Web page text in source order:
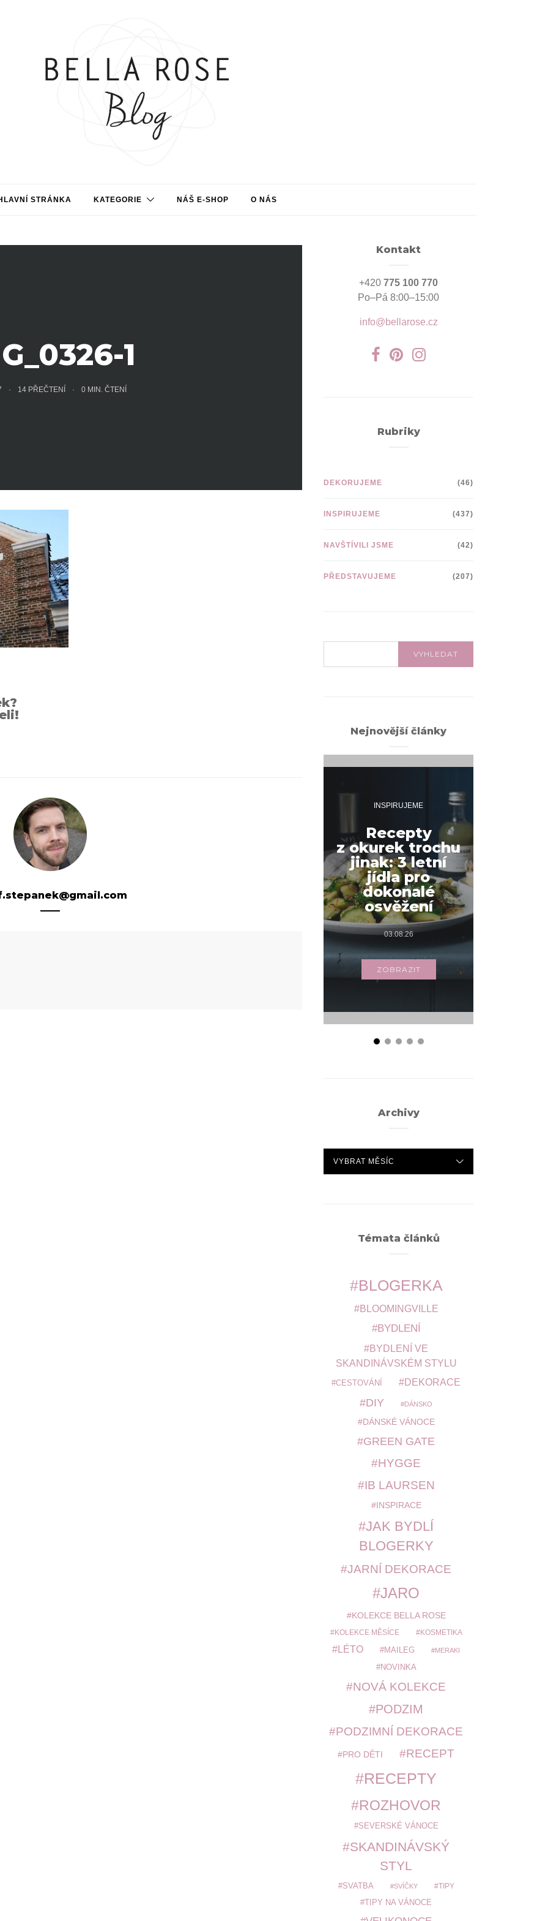
STRÁNKA KATEGORIE NÁŠ E-SHOP O NÁS
1
14 PŘEČTENÍ 0 MIN. ČTENÍ
Kontakt
+420 775 100 770
Po–Pá 8:00–15:00
info@bellarose.cz
Rubriky
DEKORUJEME (46)
INSPIRUJEME (437)
NAVŠTÍVILI JSME (42)
PŘEDSTAVUJEME (207)
VYHLEDAT
Nejnovější články
INSPIRUJEME
Recepty
z okurek trochu
jinak: 3 letní
jídla pro
dokonalé
osvěžení
03.08.26
ZOBRAZIT
Archivy
Témata článků
BLOGERKA
BLOOMINGVILLE
BYDLENÍ
BYDLENÍ VE
SKANDINÁVSKÉM STYLU
CESTOVÁNÍ DEKORACE
DIY DÁNSKO
DÁNSKÉ VÁNOCE
GREEN GATE
HYGGE
IB LAURSEN
INSPIRACE
JAK BYDLÍ
BLOGERKY
JARNÍ DEKORACE
JARO
KOLEKCE BELLA ROSE
KOLEKCE MĚSÍCE KOSMETIKA
LÉTO MAILEG MERAKI
NOVINKA
NOVÁ KOLEKCE
PODZIM
PODZIMNÍ DEKORACE
PRO DĚTI RECEPT
RECEPTY
ROZHOVOR
SEVERSKÉ VÁNOCE
SKANDINÁVSKÝ
STYL
SVATBA SVÍČKY TIPY
TIPY NA VÁNOCE